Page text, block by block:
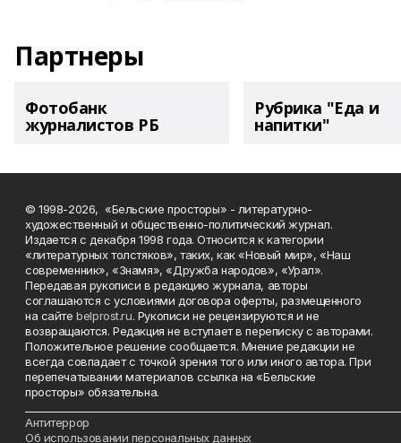
Партнеры
Фотобанк
журналистов РБ
Рубрика "Еда и
напитки"
© 1998-2026, «Бельские просторы» - литературно-
художественный и общественно-политический журнал.
Издается с декабря 1998 года. Относится к категории
«литературных толстяков», таких, как «Новый мир», «Наш
современник», «Знамя», «Дружба народов», «Урал».
Передавая рукописи в редакцию журнала, авторы
соглашаются с условиями договора оферты, размещенного
на сайтеbelprost.ru. Рукописи не рецензируются и не
возвращаются. Редакция не вступает в переписку с авторами.
Положительное решение сообщается. Мнение редакции не
всегда совпадает с точкой зрения того или иного автора. При
перепечатывании материалов ссылка на «Бельские
просторы» обязательна.
Антитеррор
Об использовании персональных данных